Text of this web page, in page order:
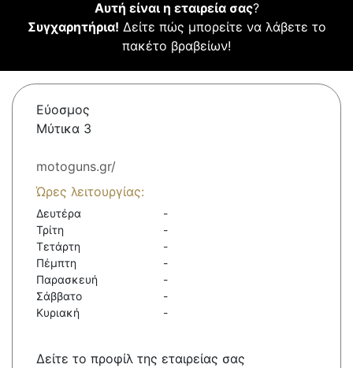
Αυτή είναι η εταιρεία σας?
Συγχαρητήρια! Δείτε πώς μπορείτε να λάβετε το
πακέτο βραβείων!
Εύοσμος
Μύτικα 3
motoguns.gr/
Ώρες λειτουργίας:
Δευτέρα
-
Τρίτη
-
Τετάρτη
-
Πέμπτη
-
Παρασκευή
-
Σάββατο
-
Κυριακή
-
Δείτε το προφίλ της εταιρείας σας